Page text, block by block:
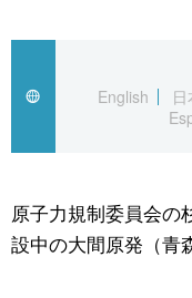
経済・ビジネス
国際
文化
トップ
アーカイブ
In-depth
Japan Data
動画/Live
スポーツ・東京2020
English
原子力規制委員会の
設中の大間原発（青